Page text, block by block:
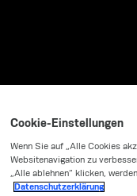
Cookie-Einstellungen
Wenn Sie auf „Alle Cookies
Websitenavigation zu
„Alle ablehnen“ klicken,
Datenschutzerklärung